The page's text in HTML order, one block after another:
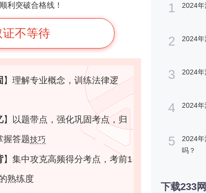
利突破合格线！
证不等待
】 理解专业概念，训练法律逻
】
以题带点，强化巩固考点，归
握答题技巧
】 集中攻克高频得分考点，考前1
熟练度
1 2024
2 2024
3 2024
4 2024年
5
2024
吗？
下载233